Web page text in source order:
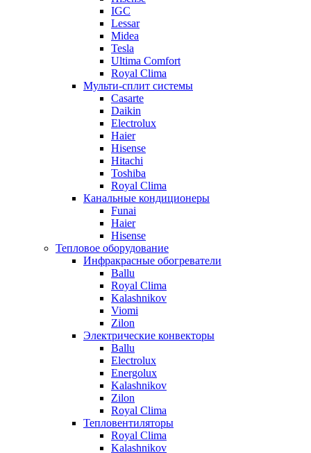
IGC
Lessar
Midea
Tesla
Ultima Comfort
Royal Clima
Мульти-сплит системы
Casarte
Daikin
Electrolux
Haier
Hisense
Hitachi
Toshiba
Royal Clima
Канальные кондиционеры
Funai
Haier
Hisense
Тепловое оборудование
Инфракрасные обогреватели
Ballu
Royal Clima
Kalashnikov
Viomi
Zilon
Электрические конвекторы
Ballu
Electrolux
Energolux
Kalashnikov
Zilon
Royal Clima
Тепловентиляторы
Royal Clima
Kalashnikov